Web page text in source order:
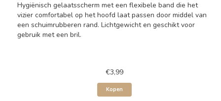
Hygiënisch gelaatsscherm met een flexibele band die het
vizier comfortabel op het hoofd laat passen door middel van
een schuimrubberen rand. Lichtgewicht en geschikt voor
gebruik met een bril.
€3,99
Kopen